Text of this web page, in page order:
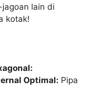
lain di
kotak!
Optimal: Pipa